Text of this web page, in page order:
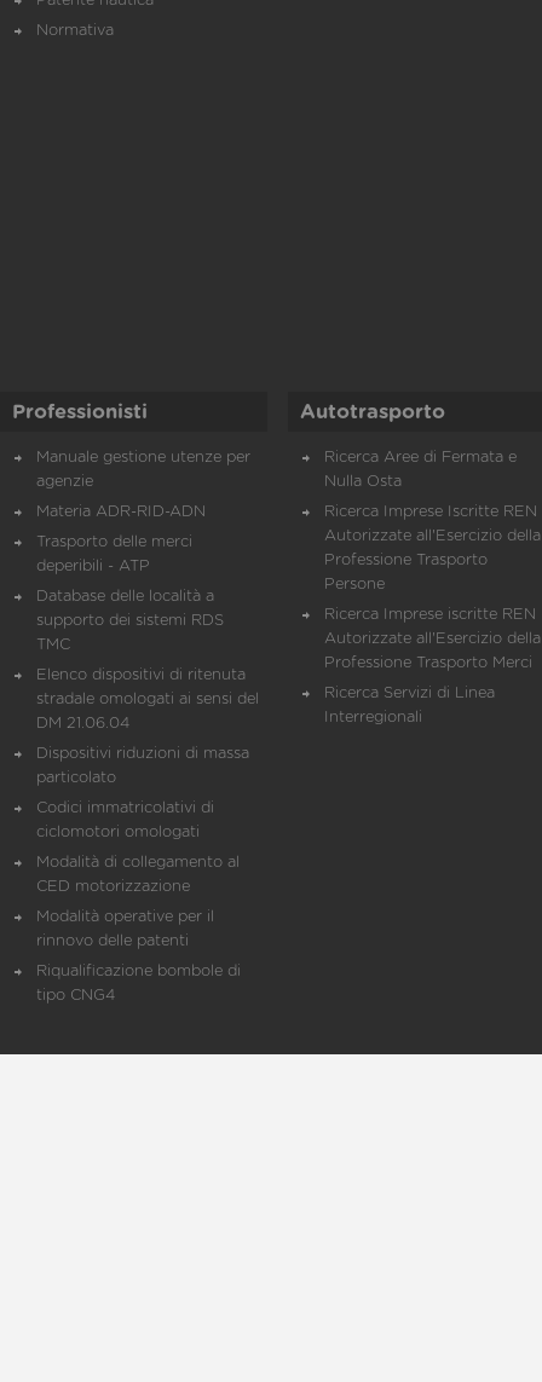
Normativa
Professionisti
Manuale gestione utenze per
agenzie
Materia ADR-RID-ADN
Trasporto delle merci
deperibili - ATP
Database delle località a
supporto dei sistemi RDS
TMC
Elenco dispositivi di ritenuta
stradale omologati ai sensi del
DM 21.06.04
Dispositivi riduzioni di massa
particolato
Codici immatricolativi di
ciclomotori omologati
Modalità di collegamento al
CED motorizzazione
Modalità operative per il
rinnovo delle patenti
Riqualificazione bombole di
tipo CNG4
Autotrasporto
Ricerca Aree di Fermata e
Nulla Osta
Ricerca Imprese Iscritte REN
Autorizzate all'Esercizio della
Professione Trasporto
Persone
Ricerca Imprese iscritte REN
Autorizzate all'Esercizio della
Professione Trasporto Merci
Ricerca Servizi di Linea
Interregionali